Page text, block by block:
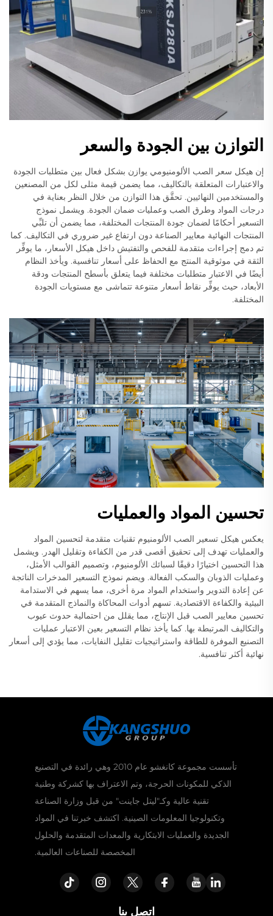
التوازن بين الجودة والسعر
إن هيكل سعر الصب الألومنيومي يوازن بشكل فعال بين متطلبات الجودة
والاعتبارات المتعلقة بالتكاليف، مما يضمن قيمة مثلى لكل من المصنعين
والمستخدمين النهائيين. تحقَّق هذا التوازن من خلال النظر بعناية في
درجات المواد وطرق الصب وعمليات ضمان الجودة. ويشمل نموذج
التسعير أحكامًا لضمان جودة المنتجات المختلفة، مما يضمن أن تلبِّي
المنتجات النهائية معايير الصناعة دون ارتفاع غير ضروري في التكاليف. كما
تم دمج إجراءات متقدمة للفحص والتفتيش داخل هيكل الأسعار، ما يوفِّر
الثقة في موثوقية المنتج مع الحفاظ على أسعار تنافسية. ويأخذ النظام
أيضًا في الاعتبار متطلبات مختلفة فيما يتعلق بأسطح المنتجات ودقة
الأبعاد، حيث يوفِّر نقاط أسعار متنوعة تتماشى مع مستويات الجودة
المختلفة.
تحسين المواد والعمليات
يعكس هيكل تسعير الصب الألومنيوم تقنيات متقدمة لتحسين المواد
والعمليات تهدف إلى تحقيق أقصى قدر من الكفاءة وتقليل الهدر. ويشمل
هذا التحسين اختيارًا دقيقًا لسبائك الألومنيوم، وتصميم القوالب الأمثل،
وعمليات الذوبان والسكب الفعالة. ويضم نموذج التسعير المدخرات الناتجة
عن إعادة التدوير واستخدام المواد مرة أخرى، مما يسهم في الاستدامة
البيئية والكفاءة الاقتصادية. تسهم أدوات المحاكاة والنماذج المتقدمة في
تحسين معايير الصب قبل الإنتاج، مما يقلل من احتمالية حدوث عيوب
والتكاليف المرتبطة بها. كما يأخذ نظام التسعير بعين الاعتبار عمليات
التصنيع الموفرة للطاقة واستراتيجيات تقليل النفايات، مما يؤدي إلى أسعار
نهائية أكثر تنافسية.
تأسست مجموعة كانغشو عام 2010 وهي رائدة في التصنيع
الذكي للمكونات الحرجة، وتم الاعتراف بها كشركة وطنية
تقنية عالية وكـ"ليتل جاينت" من قبل وزارة الصناعة
وتكنولوجيا المعلومات الصينية. اكتشف خبرتنا في المواد
الجديدة والعمليات الابتكارية والمعدات المتقدمة والحلول
المخصصة للصناعات العالمية.
اتصل بنا